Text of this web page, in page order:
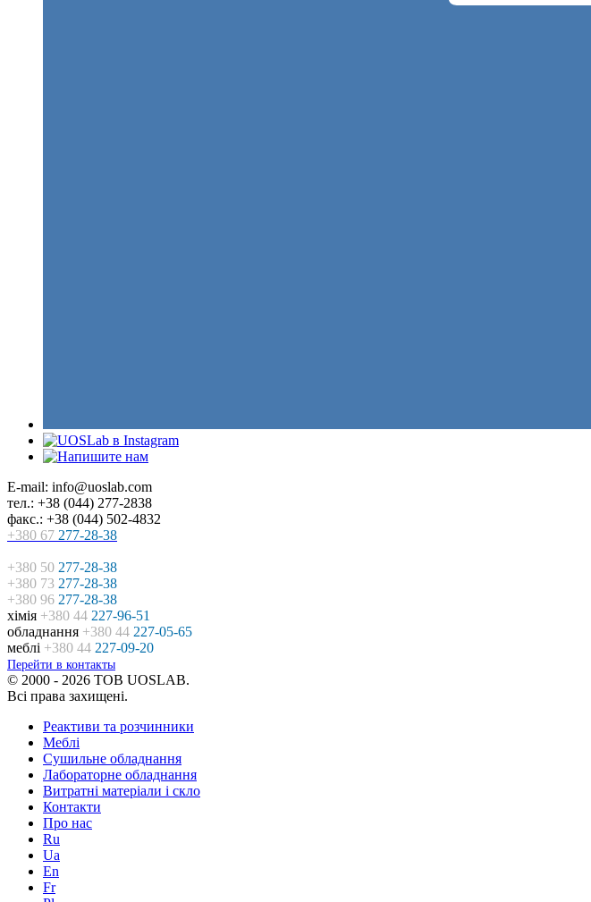
E-mail: info@uoslab.com
тел.: +38 (044) 277-2838
факс.: +38 (044) 502-4832
+380 67 277-28-38
+380 50 277-28-38
+380 73 277-28-38
+380 96 277-28-38
хімія +380 44 227-96-51
обладнання +380 44 227-05-65
меблі +380 44 227-09-20
Перейти в контакты
© 2000 - 2026 ТОВ UOSLAB.
Всі права захищені.
Реактиви та розчинники
Меблі
Сушильне обладнання
Лабораторне обладнання
Витратні матеріали і скло
Контакти
Про нас
Ru
Ua
En
Fr